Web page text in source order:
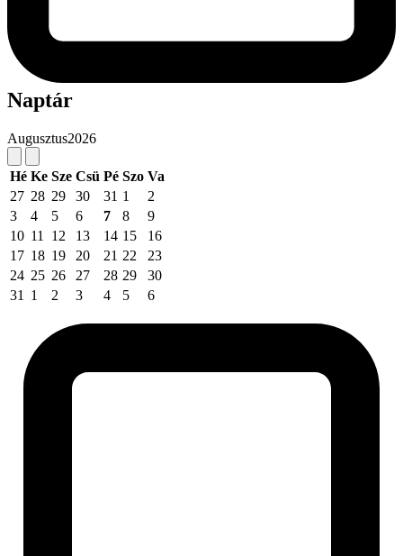
Naptár
Augusztus2026
Hé Ke Sze Csü Pé Szo Va
27 28 29 30 31 1
2
3
4 5 6 7 8
9
10 11 12 13 14 15
16
17 18 19 20 21 22
23
24 25 26 27 28 29
30
31
1 2 3 4 5 6